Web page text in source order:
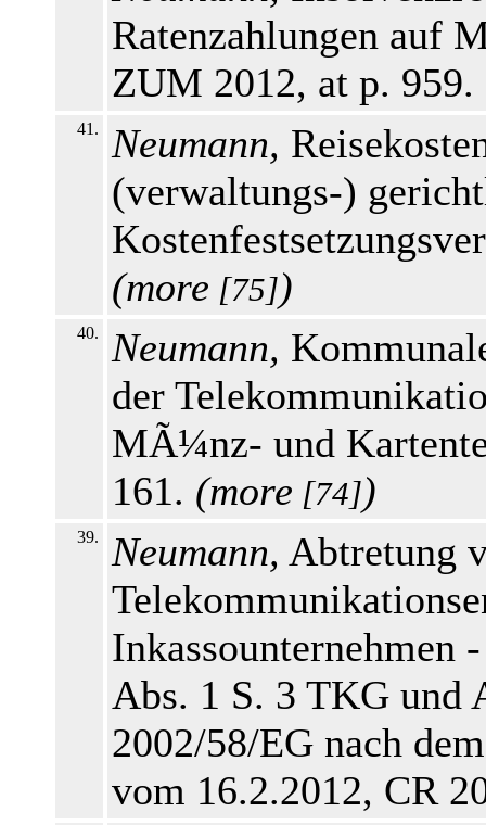
Ratenzahlungen auf
ZUM 2012, at p. 959.
41. Neumann,
(verwaltungs-)
(more [75])
40. Neumann,
der
MÃ¼nz- und
161. (more [74])
39. Neumann, Abtretung
Inkassounternehmen
Abs. 1 S. 3 TKG und
2002/58/EG nach
vom 16.2.2012, CR